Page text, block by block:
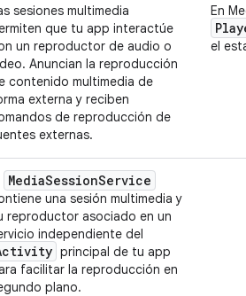
sesiones multimedia
que tu app interactúe
un reproductor de audio o
Anuncian la reproducción
contenido multimedia de
externa y reciben
de reproducción de
externas.
En
el
MediaSessionService
una sesión multimedia y
reproductor asociado en un
independiente del
principal de tu app
facilitar la reproducción en
plano.